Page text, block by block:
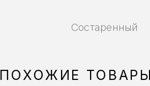
Состаренный
ПОХОЖИЕ ТОВАРЫ